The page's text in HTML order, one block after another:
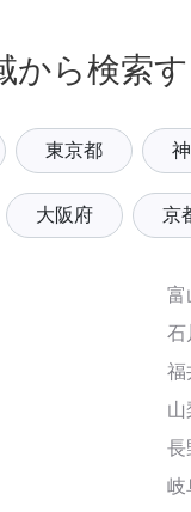
から検索
東京都
大阪府 京
富
石
福
山
長
岐